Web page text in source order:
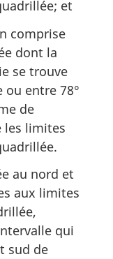
et
comprise
dont la
se trouve
ou entre 78°
de
les limites
au nord et
aux limites
qui
sud de